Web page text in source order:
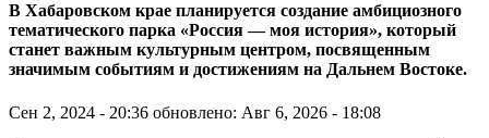
В Хабаровском крае планируется создание амбициозного
тематического парка «Россия — моя история», который
станет важным культурным центром, посвященным
значимым событиям и достижениям на Дальнем Востоке.
Сен 2, 2024 - 20:36 обновлено: Авг 6, 2026 - 18:08